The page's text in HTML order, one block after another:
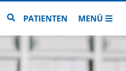
Zur Seitensuche
PATIENTEN MENÜ